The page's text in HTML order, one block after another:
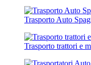
Trasporto Auto
Trasporto trattori e